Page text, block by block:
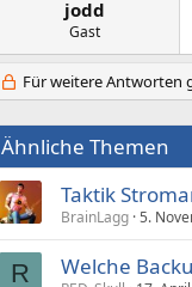
jodd
Gast
Für weitere Antworten
Ähnliche Themen
Taktik
BrainLagg 5.
R Welche